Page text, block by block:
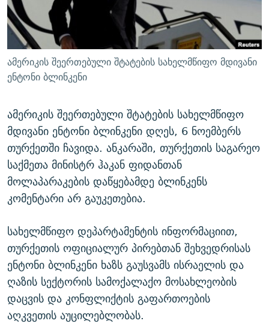
ᲛᲝᲚᲐᲞᲐᲠᲐᲙᲔ ᲢᲔᲥᲡᲢᲔᲑᲘ
ᲨᲘᲜ - ᲣᲪᲮᲝᲔᲗᲨᲘ
ᲚᲘᲢᲔᲠᲐᲢᲣᲠᲣᲚᲘ ᲬᲐᲮᲜᲐᲒᲔᲑᲘ
ᲐᲛᲔᲠᲘᲙᲣᲚᲘ ᲛᲝᲗᲮᲠᲝᲑᲐ
ᲩᲔᲛᲘ ᲡᲘᲙᲕᲓᲘᲚᲘᲡ ᲛᲘᲖᲔᲖᲘᲐ COVID-19
11 ᲬᲔᲚᲘ - 11 ᲐᲛᲑᲐᲕᲘ
ᲡᲐᲞᲐᲠᲚᲐᲛᲔᲜᲢᲝ ᲐᲠᲩᲔᲕᲜᲔᲑᲘᲡ ᲘᲡᲢᲝᲠᲘᲐ
ᲑᲐᲕᲨᲕᲔᲑᲘ ᲞᲠᲝᲡᲢᲘᲢᲣᲪᲘᲐᲨᲘ - ᲐᲛᲝᲣᲗᲥᲛᲔᲚᲘ ᲐᲛᲑᲐᲕᲘ
ᲐᲒᲕᲘᲡᲢᲝᲡ ᲝᲛᲘ
ПРИВЕТ ᲙᲣᲚᲢᲣᲠᲐ
ᲒᲐᲛᲝᲘᲬᲔᲠᲔ
ამერიკის შეერთებული შტატების სახელმწიფო მდივანი
ენტონი ბლინკენი
ამერიკის შეერთებული შტატების სახელმწიფო
მდივანი ენტონი ბლინკენი დღეს, 6 ნოემბერს
თურქეთში ჩავიდა. ანკარაში, თურქეთის საგარეო
საქმეთა მინისტრ ჰაკან ფიდანთან
მოლაპარაკების დაწყებამდე ბლინკენს
კომენტარი არ გაუკეთებია.
სახელმწიფო დეპარტამენტის ინფორმაციით,
თურქეთის ოფიციალურ პირებთან შეხვედრისას
ენტონი ბლინკენი ხაზს გაუსვამს ისრაელის და
ღაზის სექტორის სამოქალაქო მოსახლეობის
დაცვის და კონფლიქტის გაფართოების
აღკვეთის აუცილებლობას.